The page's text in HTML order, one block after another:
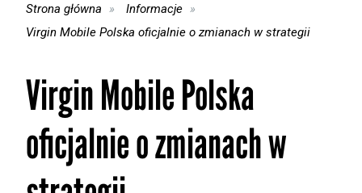
Strona główna
Informacje
Virgin Mobile Polska oficjalnie o zmianach w strategii
Virgin Mobile Polska
oficjalnie o zmianach w